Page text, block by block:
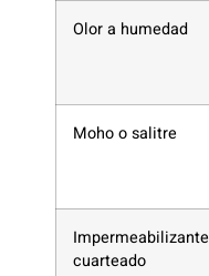
Olor a humedad
Moho o salitre
Impermeabilizante
cuarteado